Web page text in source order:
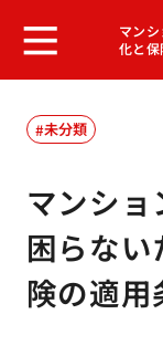
マン
化と
未分類
マンシ
困らな
険の適用